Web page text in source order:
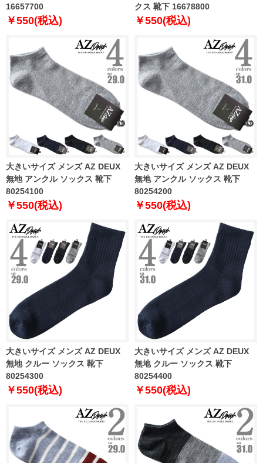
16657700
￥550(税込)
クス 靴下 16678800
￥550(税込)
大きいサイズ メンズ AZ DEUX
無地 アンクル ソックス 靴下
80254100
￥550(税込)
大きいサイズ メンズ AZ DEUX
無地 アンクル ソックス 靴下
80254200
￥550(税込)
大きいサイズ メンズ AZ DEUX
無地 クルー ソックス 靴下
80254300
￥550(税込)
大きいサイズ メンズ AZ DEUX
無地 クルー ソックス 靴下
80254400
￥550(税込)